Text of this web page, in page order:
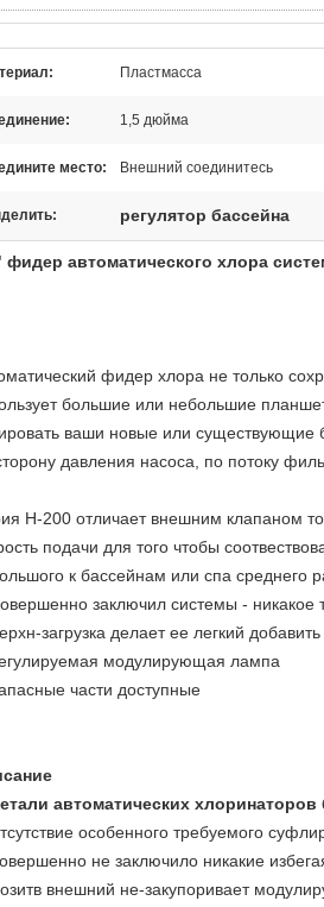
Пластмасса
1,5 дюйма
место: Внешний соединитесь
регулятор бассейна
фидер автоматического хлора
фидер хлора не только
большие или небольшие
ваши новые или существующие
давления насоса, по потоку
H-200 отличает внешним клапаном
подачи для того чтобы
к бассейнам или спа среднего
заключил системы - никакое
загрузка делает ее легкий
модулирующая лампа
части доступные
автоматических хлоринаторов
особенного требуемого
не заключило никакие
внешний не-закупоривает